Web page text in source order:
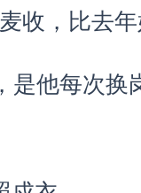
收，比去年
是他每次换